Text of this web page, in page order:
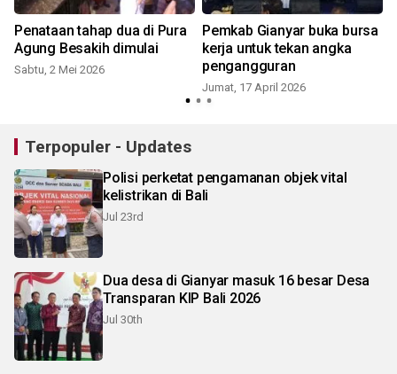
Penataan tahap dua di Pura
Agung Besakih dimulai
Sabtu, 2 Mei 2026
Pemkab Gianyar buka bursa
kerja untuk tekan angka
pengangguran
Jumat, 17 April 2026
Terpopuler - Updates
Polisi perketat pengamanan objek vital
kelistrikan di Bali
Jul 23rd
Dua desa di Gianyar masuk 16 besar Desa
Transparan KIP Bali 2026
Jul 30th